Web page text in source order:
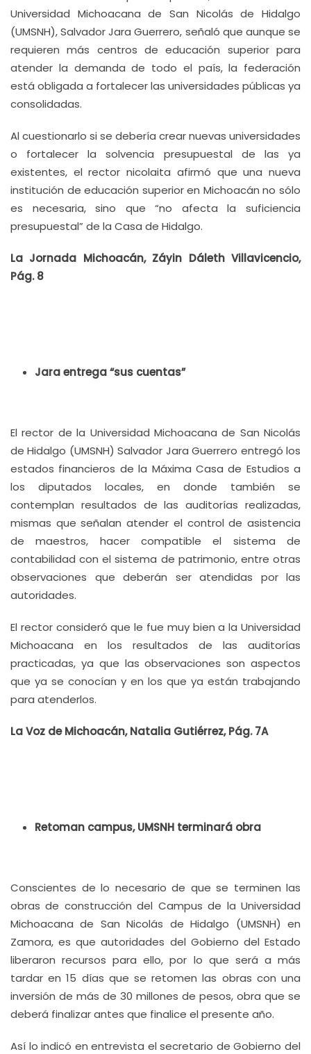
Universidad Michoacana de San Nicolás de Hidalgo
(UMSNH), Salvador Jara Guerrero, señaló que aunque se
requieren más centros de educación superior para
atender la demanda de todo el país, la federación
está obligada a fortalecer las universidades públicas ya
consolidadas.
Al cuestionarlo si se debería crear nuevas universidades
o fortalecer la solvencia presupuestal de las ya
existentes, el rector nicolaita afirmó que una nueva
institución de educación superior en Michoacán no sólo
es necesaria, sino que “no afecta la suficiencia
presupuestal” de la Casa de Hidalgo.
La Jornada Michoacán, Záyin Dáleth Villavicencio,
Pág. 8
Jara entrega “sus cuentas”
El rector de la Universidad Michoacana de San Nicolás
de Hidalgo (UMSNH) Salvador Jara Guerrero entregó los
estados financieros de la Máxima Casa de Estudios a
los diputados locales, en donde también se
contemplan resultados de las auditorías realizadas,
mismas que señalan atender el control de asistencia
de maestros, hacer compatible el sistema de
contabilidad con el sistema de patrimonio, entre otras
observaciones que deberán ser atendidas por las
autoridades.
El rector consideró que le fue muy bien a la Universidad
Michoacana en los resultados de las auditorías
practicadas, ya que las observaciones son aspectos
que ya se conocían y en los que ya están trabajando
para atenderlos.
La Voz de Michoacán, Natalia Gutiérrez, Pág. 7A
Retoman campus, UMSNH terminará obra
Conscientes de lo necesario de que se terminen las
obras de construcción del Campus de la Universidad
Michoacana de San Nicolás de Hidalgo (UMSNH) en
Zamora, es que autoridades del Gobierno del Estado
liberaron recursos para ello, por lo que será a más
tardar en 15 días que se retomen las obras con una
inversión de más de 30 millones de pesos, obra que se
deberá finalizar antes que finalice el presente año.
Así lo indicó en entrevista el secretario de Gobierno del